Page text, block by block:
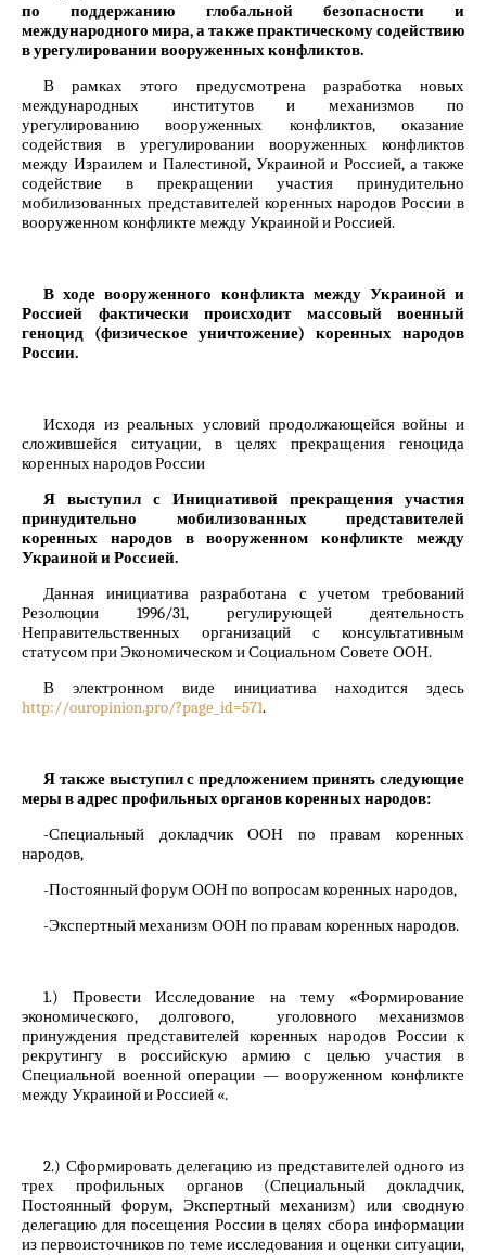
по поддержанию глобальной безопасности и
международного мира, а также практическому содействию
в урегулировании вооруженных конфликтов.
В рамках этого предусмотрена разработка новых
международных институтов и механизмов по
урегулированию вооруженных конфликтов, оказание
содействия в урегулировании вооруженных конфликтов
между Израилем и Палестиной, Украиной и Россией, а также
содействие в прекращении участия принудительно
мобилизованных представителей коренных народов России в
вооруженном конфликте между Украиной и Россией.
В ходе вооруженного конфликта между Украиной и
Россией фактически происходит массовый военный
геноцид (физическое уничтожение) коренных народов
России.
Исходя из реальных условий продолжающейся войны и
сложившейся ситуации, в целях прекращения геноцида
коренных народов России
Я выступил с Инициативой прекращения участия
принудительно мобилизованных представителей
коренных народов в вооруженном конфликте между
Украиной и Россией.
Данная инициатива разработана с учетом требований
Резолюции 1996/31, регулирующей деятельность
Неправительственных организаций с консультативным
статусом при Экономическом и Социальном Совете ООН.
В электронном виде инициатива находится здесь
http://ouropinion.pro/?page_id=571.
Я также выступил с предложением принять следующие
меры в адрес профильных органов коренных народов:
-Специальный докладчик ООН по правам коренных
народов,
-Постоянный форум ООН по вопросам коренных народов,
-Экспертный механизм ООН по правам коренных народов.
1.) Провести Исследование на тему «Формирование
экономического, долгового, уголовного механизмов
принуждения представителей коренных народов России к
рекрутингу в российскую армию с целью участия в
Специальной военной операции — вооруженном конфликте
между Украиной и Россией «.
2.) Сформировать делегацию из представителей одного из
трех профильных органов (Специальный докладчик,
Постоянный форум, Экспертный механизм) или сводную
делегацию для посещения России в целях сбора информации
из первоисточников по теме исследования и оценки ситуации,